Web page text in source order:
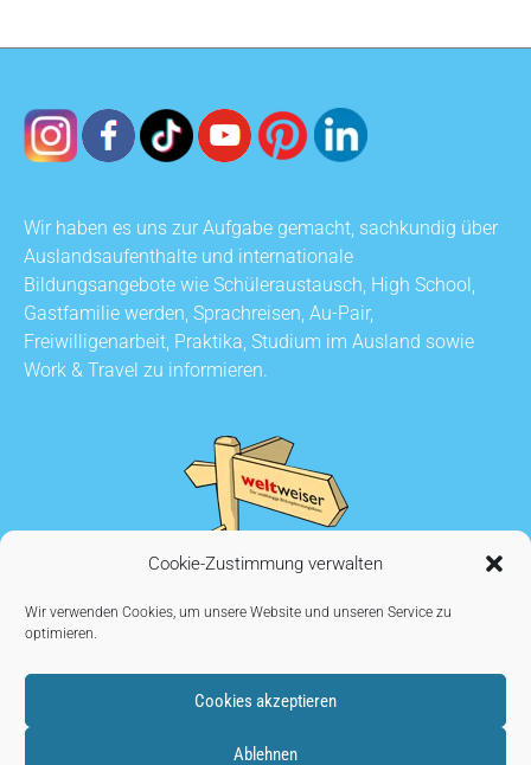
Cookie-Zustimmung verwalten
Wir verwenden Cookies, um unsere Website und unseren Service zu
optimieren.
Cookies akzeptieren
Ablehnen
Wir haben es uns zur Aufgabe gemacht, sachkundig über
Auslandsaufenthalte und internationale
Bildungsangebote wie Schüleraustausch, High School,
Gastfamilie werden, Sprachreisen, Au-Pair,
Freiwilligenarbeit, Praktika, Studium im Ausland sowie
Work & Travel zu informieren.
COOKIE EINSTELLUNGEN